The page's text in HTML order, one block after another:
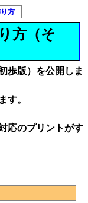
方
方（そ
歩版）を公開しま
す。
応のプリントがす